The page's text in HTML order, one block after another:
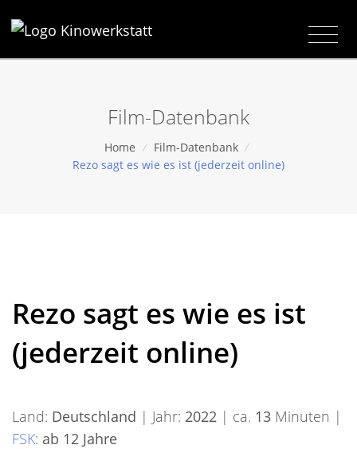
Film-Datenbank
Home / Film-Datenbank /
Rezo sagt es wie es ist (jederzeit online)
Rezo sagt es wie es ist
(jederzeit online)
Land: Deutschland | Jahr: 2022 | ca. 13 Minuten |
FSK: ab 12 Jahre